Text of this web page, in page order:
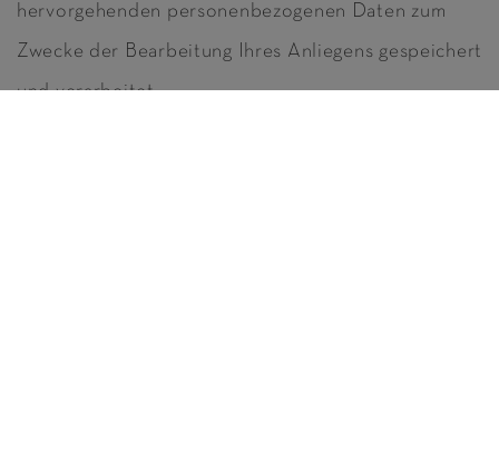
hervorgehenden personenbezogenen Daten zum
Zwecke der Bearbeitung Ihres Anliegens gespeichert
und verarbeitet.